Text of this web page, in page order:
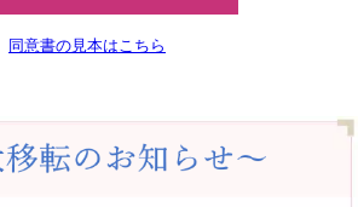
同意書の見本はこちら